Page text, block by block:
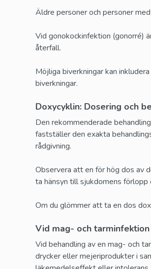
Äldre personer och personer
Vid gonokockinfektion (gonorré)
återfall.
Möjliga biverkningar kan
biverkningar.
Doxycyklin: Dosering och
Den rekommenderade
fastställer den exakta
rådgivning.
Observera att en för hög dos av
ta hänsyn till sjukdomens förlopp
Om du glömmer att ta en dos
Vid mag- och tarminfektion
Vid behandling av en mag- och
drycker eller mejeriprodukter i